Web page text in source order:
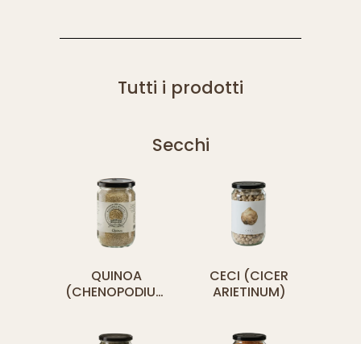
Tutti i prodotti
Secchi
QUINOA
(CHENOPODIUM
CECI (CICER
ARIETINUM)